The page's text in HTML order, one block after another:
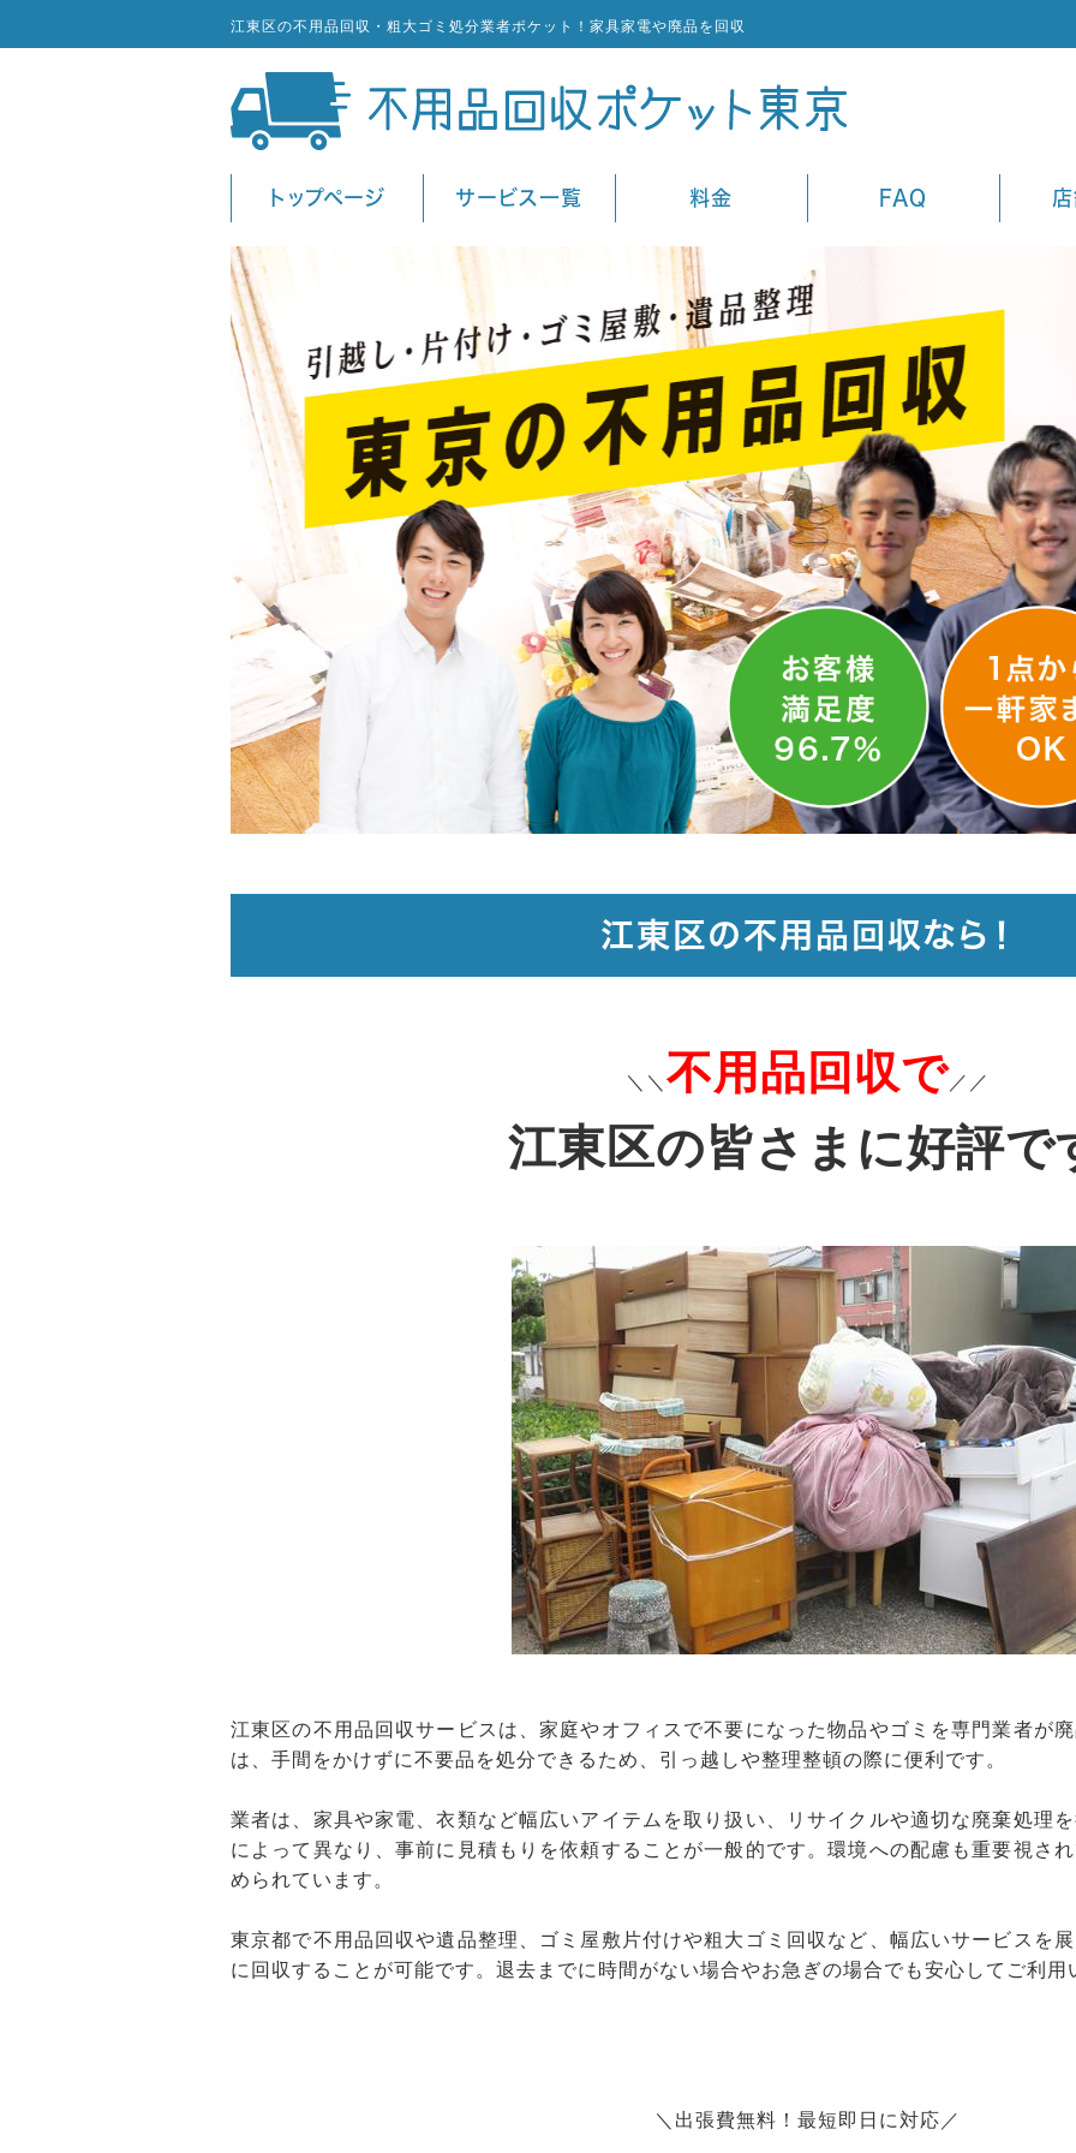
江東区の不用品回収・粗大ゴミ処分業者ポケット！家具家電や廃品を回収
トップページ サービス一覧 料金 FAQ
江東区の不用品回収なら！
＼＼ 不用品回収で ／／
江東区の皆さまに好評で
江東区の不用品回収サービスは、家庭やオフィスで不要になった物品やゴミを専門業者が
は、手間をかけずに不要品を処分できるため、引っ越しや整理整頓の際に便利です。
業者は、家具や家電、衣類など幅広いアイテムを取り扱い、リサイクルや適切な廃棄処理
によって異なり、事前に見積もりを依頼することが一般的です。環境への配慮も重要視さ
められています。
東京都で不用品回収や遺品整理、ゴミ屋敷片付けや粗大ゴミ回収など、幅広いサービスを
に回収することが可能です。退去までに時間がない場合やお急ぎの場合でも安心してご利用
＼出張費無料！最短即日に対応／